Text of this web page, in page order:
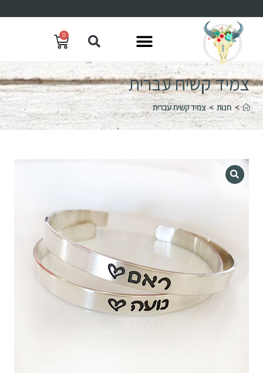
0
צמיד קשיח עברית
> חנות > צמיד קשיח עברית